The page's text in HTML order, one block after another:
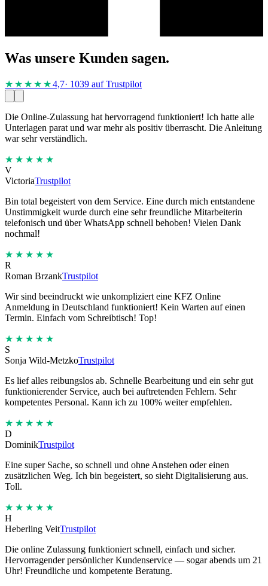
Was unsere Kunden sagen.
★★★★ ★4,7· 1039 auf Trustpilot
Die Online-Zulassung hat hervorragend funktioniert! Ich hatte alle
Unterlagen parat und war mehr als positiv überrascht. Die Anleitung
war sehr verständlich.
★★★★★
V
VictoriaTrustpilot
Bin total begeistert von dem Service. Eine durch mich entstandene
Unstimmigkeit wurde durch eine sehr freundliche Mitarbeiterin
telefonisch und über WhatsApp schnell behoben! Vielen Dank
nochmal!
★★★★★
R
Roman BrzankTrustpilot
Wir sind beeindruckt wie unkompliziert eine KFZ Online
Anmeldung in Deutschland funktioniert! Kein Warten auf einen
Termin. Einfach vom Schreibtisch! Top!
★★★★★
S
Sonja Wild-MetzkoTrustpilot
Es lief alles reibungslos ab. Schnelle Bearbeitung und ein sehr gut
funktionierender Service, auch bei auftretenden Fehlern. Sehr
kompetentes Personal. Kann ich zu 100% weiter empfehlen.
★★★★★
D
DominikTrustpilot
Eine super Sache, so schnell und ohne Anstehen oder einen
zusätzlichen Weg. Ich bin begeistert, so sieht Digitalisierung aus.
Toll.
★★★★★
H
Heberling VeitTrustpilot
Die online Zulassung funktioniert schnell, einfach und sicher.
Hervorragender persönlicher Kundenservice — sogar abends um 21
Uhr! Freundliche und kompetente Beratung.